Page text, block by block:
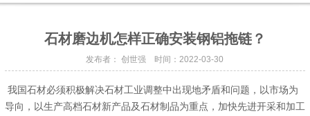
石材磨边机怎样正确安装钢铝拖链？
发布者： 创世强 时间：2022-03-30
我国石材必须积极解决石材工业调整中出现地矛盾和问题，以市场为
导向，以生产高档石材新产品及石材制品为重点，加快先进开采和加工